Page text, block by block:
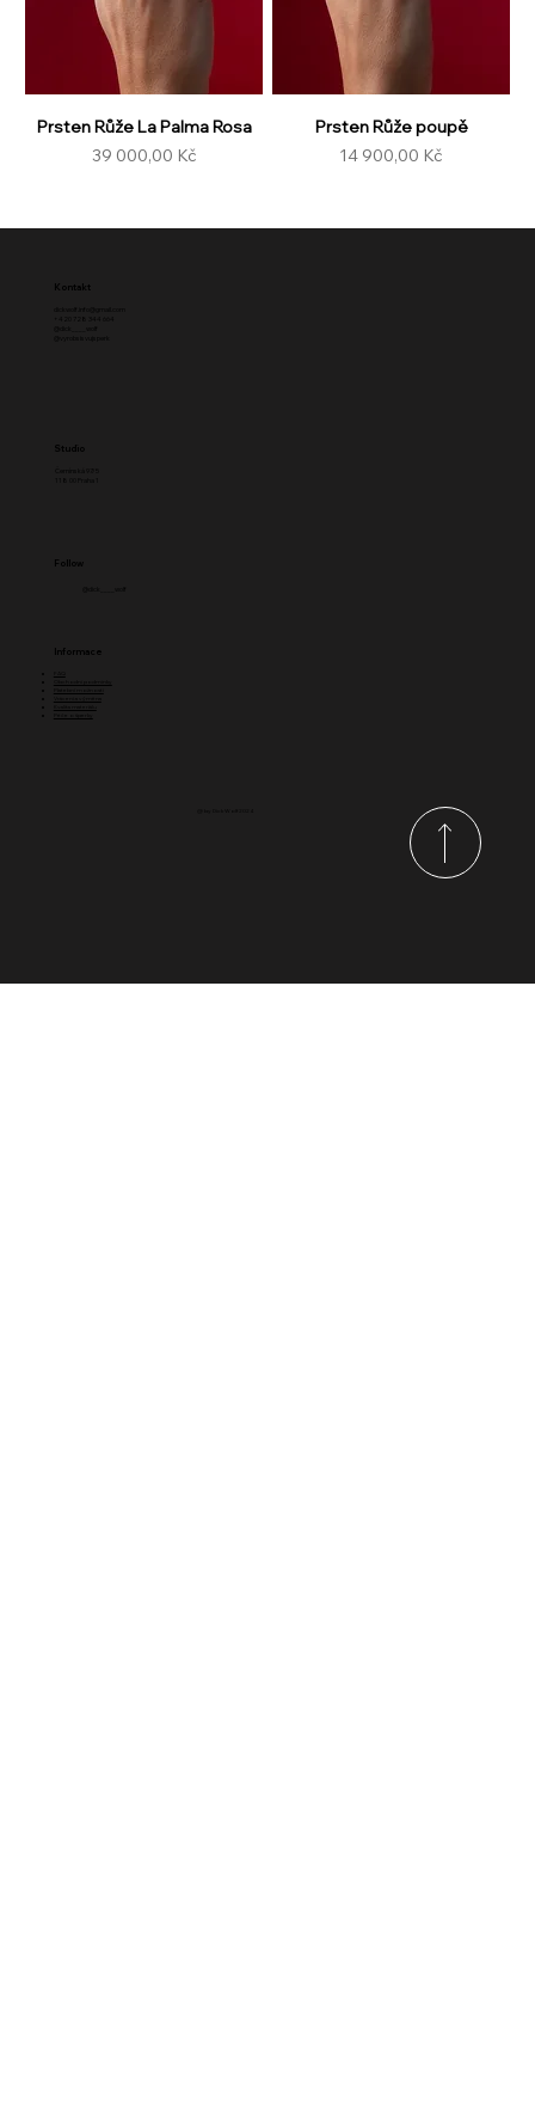
Prsten Růže La Palma Rosa
Cena
39 000,00 Kč
Prsten Růže poupě
Cena
14 900,00 Kč
Kontakt
dickwolf.info@gmail.com
+420 728 344 664
@dick____wolf
Studio
118 00 Praha 1
Follow
@dick____wolf
Informace